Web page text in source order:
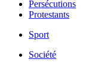
Persécutions
Protestants
Sport
Société